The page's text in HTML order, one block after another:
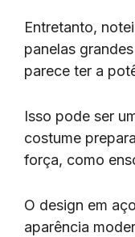
Entretanto,
panelas
parece ter a
Isso pode ser
costume
força, como
O design em
aparência